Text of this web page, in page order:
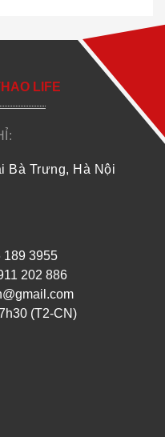
LIFE
Bà Trưng, Hà Nội
189 3955
202 886
(T2-CN)